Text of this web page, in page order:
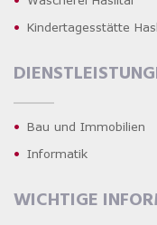
Kindertagesstätte
Bau und Immobilien
Informatik
WICHTIGE